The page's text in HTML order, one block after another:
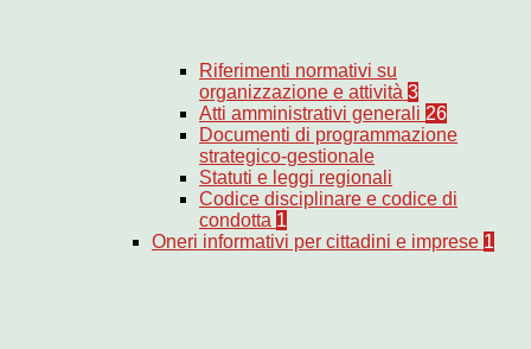
Riferimenti normativi su
organizzazione e attività 3
Atti amministrativi generali 26
Documenti di programmazione
strategico-gestionale
Statuti e leggi regionali
Codice disciplinare e codice di
condotta 1
Oneri informativi per cittadini e imprese 1